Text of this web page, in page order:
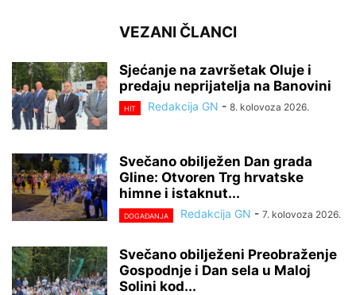
VEZANI ČLANCI
Sjećanje na završetak Oluje i
predaju neprijatelja na Banovini
HIT Redakcija GN - 8. kolovoza 2026.
Svečano obilježen Dan grada
Gline: Otvoren Trg hrvatske
himne i istaknut...
DOGAĐANJA Redakcija GN - 7. kolovoza 2026.
Svečano obilježeni Preobraženje
Gospodnje i Dan sela u Maloj
Solini kod...